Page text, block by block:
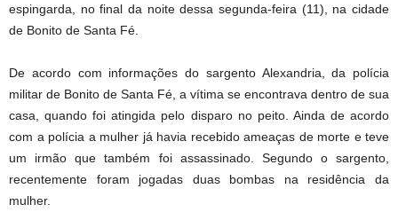
espingarda, no final da noite dessa segunda-feira (11), na cidade
de Bonito de Santa Fé.
De acordo com informações do sargento Alexandria, da polícia
militar de Bonito de Santa Fé, a vítima se encontrava dentro de sua
casa, quando foi atingida pelo disparo no peito. Ainda de acordo
com a polícia a mulher já havia recebido ameaças de morte e teve
um irmão que também foi assassinado. Segundo o sargento,
recentemente foram jogadas duas bombas na residência da
mulher.